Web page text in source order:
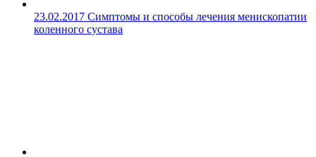
23.02.2017 Симптомы и способы лечения менископатии
коленного сустава